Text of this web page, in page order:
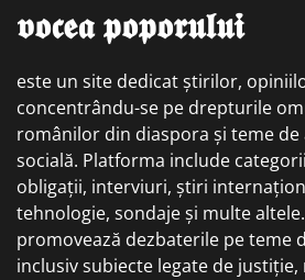
𝖛𝖔𝖈𝖊𝖆 𝖕𝖔𝖕𝖔𝖗𝖚𝖑𝖚𝖎
este un site dedicat știrilor,
concentrându-se pe drepturile
românilor din diaspora și teme
socială. Platforma include
obligații, interviuri, știri
tehnologie, sondaje și multe
promovează dezbaterile pe teme
inclusiv subiecte legate de justiție,